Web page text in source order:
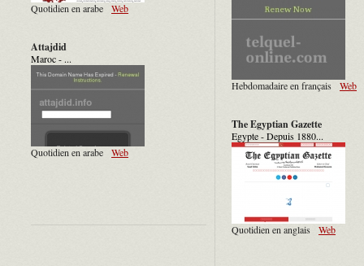
Quotidien en arabe Web
Attajdid
Maroc - ...
Quotidien en arabe Web
Hebdomadaire en français Web
The Egyptian Gazette
Egypte - Depuis 1880...
Quotidien en anglais Web